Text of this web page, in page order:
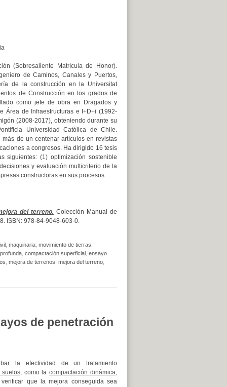
(Sobresaliente Matrícula de Honor).
de Caminos, Canales y Puertos,
de la construcción en la Universitat
de Construcción en los grados de
como jefe de obra en Dragados y
Área de Infraestructuras e I+D+i (1992-
(2008-2017), obteniendo durante su
Universidad Católica de Chile.
de un centenar artículos en revistas
a congresos. Ha dirigido 16 tesis
siguientes: (1) optimización sostenible
y evaluación multicriterio de la
constructoras en sus procesos.
del terreno.Colección Manual de
ISBN: 978-84-9048-603-0.
maquinaria, movimiento de tierras
, compactación superficial
ensayo
mejora de terrenos mejora del terreno,
de penetración
la efectividad de un tratamiento
suelos, como lacompactación dinámica,
que la mejora conseguida sea